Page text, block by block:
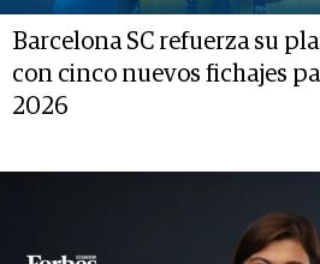
Barcelona SC refuerza su
con cinco nuevos fichajes
2026